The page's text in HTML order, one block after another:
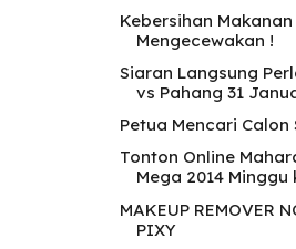
Kebersihan Makanan
Mengecewakan !
Siaran Langsung
vs Pahang 31
Petua Mencari Calon
Tonton Online
Mega 2014 Minggu
MAKEUP REMOVER
PIXY